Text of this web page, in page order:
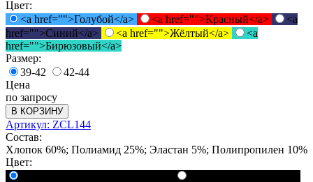
Цвет:
<a href="">Голубой</a>
<a href="">Красный</a>
<a
href="">Синий</a>
<a href="">Жёлтый</a>
<a
href="">Бирюзовый</a>
Размер:
39-42
42-44
Цена
по запросу
В КОРЗИНУ
Артикул: ZCL144
Состав:
Хлопок 60%; Полиамид 25%; Эластан 5%; Полипропилен 10%
Цвет: